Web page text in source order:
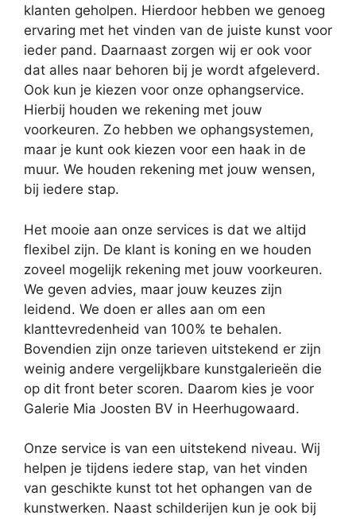
klanten geholpen. Hierdoor hebben we genoeg
ervaring met het vinden van de juiste kunst voor
ieder pand. Daarnaast zorgen wij er ook voor
dat alles naar behoren bij je wordt afgeleverd.
Ook kun je kiezen voor onze ophangservice.
Hierbij houden we rekening met jouw
voorkeuren. Zo hebben we ophangsystemen,
maar je kunt ook kiezen voor een haak in de
muur. We houden rekening met jouw wensen,
bij iedere stap.
Het mooie aan onze services is dat we altijd
flexibel zijn. De klant is koning en we houden
zoveel mogelijk rekening met jouw voorkeuren.
We geven advies, maar jouw keuzes zijn
leidend. We doen er alles aan om een
klanttevredenheid van 100% te behalen.
Bovendien zijn onze tarieven uitstekend er zijn
weinig andere vergelijkbare kunstgalerieën die
op dit front beter scoren. Daarom kies je voor
Galerie Mia Joosten BV in Heerhugowaard.
Onze service is van een uitstekend niveau. Wij
helpen je tijdens iedere stap, van het vinden
van geschikte kunst tot het ophangen van de
kunstwerken. Naast schilderijen kun je ook bij